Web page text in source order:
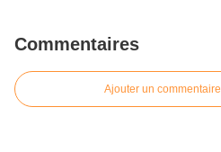
Commentaires
Ajouter un commentaire